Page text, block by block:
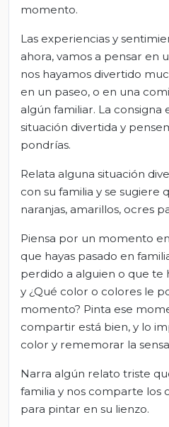
momento.
Las experiencias y
ahora, vamos a pensar en
nos hayamos divertido
en un paseo, o en una
algún familiar. La consigna
situación divertida y
pondrías.
Relata alguna situación
con su familia y se sugiere
naranjas, amarillos, ocres
Piensa por un momento
que hayas pasado en
perdido a alguien o que te
y ¿Qué color o colores le
momento? Pinta ese
compartir está bien, y lo
color y rememorar la
Narra algún relato triste
familia y nos comparte los
para pintar en su lienzo.